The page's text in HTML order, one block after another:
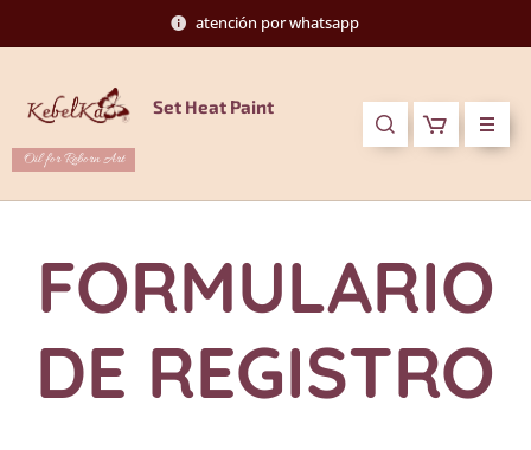
atención por whatsapp
Set Heat Paint
Oil for Reborn Art
FORMULARIO
DE REGISTRO